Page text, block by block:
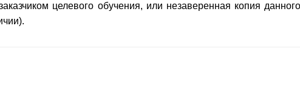
целевого обучения, или незаверенная копия данного